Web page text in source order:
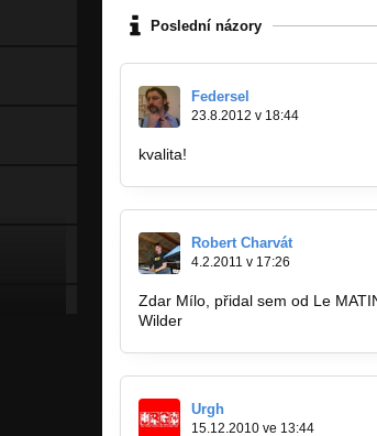
Poslední názory
Federsel
23.8.2012 v 18:44
kvalita!
Robert Charvát
4.2.2011 v 17:26
Zdar Mílo, přidal sem od Le
Wilder
Urgh
15.12.2010 ve 13:44